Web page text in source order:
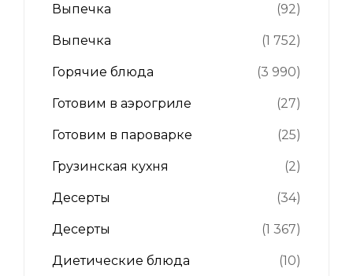
Выпечка (92)
Выпечка (1 752)
Горячие блюда (3 990)
Готовим в аэрогриле (27)
Готовим в пароварке (25)
Грузинская кухня (2)
Десерты (34)
Десерты (1 367)
Диетические блюда (10)